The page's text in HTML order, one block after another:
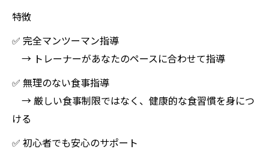
特徴
✅ 完全マンツーマン指導
→ トレーナーがあなたのペースに合わせて指導
✅ 無理のない食事指導
→ 厳しい食事制限ではなく、健康的な食習慣を身につ
ける
✅ 初心者でも安心のサポート